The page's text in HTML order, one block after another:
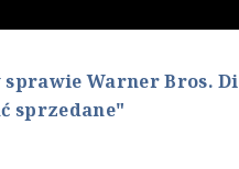
Warner Bros.
sprzedane"